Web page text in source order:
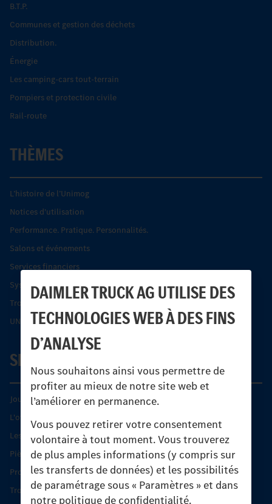
DAIMLER TRUCK AG UTILISE DES
TECHNOLOGIES WEB À DES FINS
D’ANALYSE
Nous souhaitons ainsi vous permettre de
profiter au mieux de notre site web et
l’améliorer en permanence.
Vous pouvez retirer votre consentement
volontaire à tout moment. Vous trouverez
de plus amples informations (y compris sur
les transferts de données) et les possibilités
de paramétrage sous « Paramètres » et dans
notre politique de confidentialité.
B.T.P.
Communes et gestion des déchets
Distribution.
Énergie
Les camping-cars tout-terrain
Pompiers et protection civile
Rail-route
THÈMES
L’histoire de l’Unimog
Notices d'utilisation
Performance. Pratique. Personnalités.
Salons et événements
Services financiers
Systèmes de sécurité Econic
Trouver un partenaire
UNI-TOUCH®
SERVICE
Journées diagnostic Technique S.A.V Unimog
L'offre de services Unimog
Les produits phares
Pièces d’origine
Protection et maintien de la valeur
Trouver un partenaire